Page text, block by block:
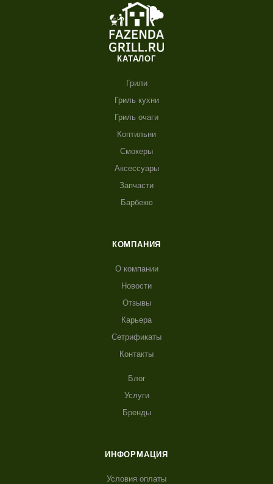
КАТАЛОГ
Грили
Гриль кухни
Гриль очаги
Коптильни
Смокеры
Аксессуары
Запчасти
Барбекю
КОМПАНИЯ
О компании
Новости
Отзывы
Карьера
Сетрификаты
Контакты
Блог
Услуги
Бренды
ИНФОРМАЦИЯ
Условия оплаты